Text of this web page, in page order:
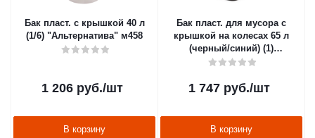
Бак пласт. с крышкой 40 л
(1/6) "Альтернатива" м458
1 206руб./шт
В корзину
Бак пласт. для мусора с
крышкой на колесах 65 л
(черный/синий) (1)
"Альтернатива" м4664
1 747руб./шт
В корзину